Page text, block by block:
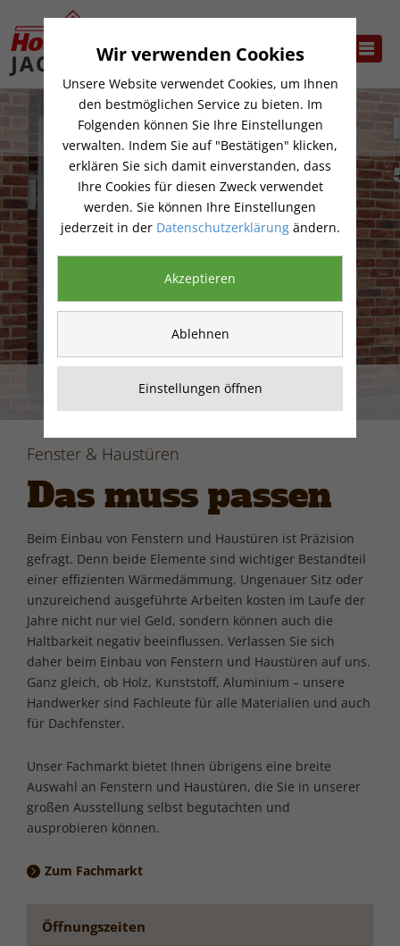
Fenster und Türen
Fenster & Haustüren
Das muss passen
Beim Einbau von Fenstern und Haustüren ist Präzision
gefragt. Denn beide Elemente sind wichtiger Bestandteil
einer effizienten Wärmedämmung. Ungenauer Sitz oder
unzureichend ausgeführte Arbeiten kosten im Laufe der
Jahre nicht nur viel Geld, sondern können auch die
Haltbarkeit negativ beeinflussen. Verlassen Sie sich
daher beim Einbau von Fenstern und Haustüren auf uns.
Ganz gleich, ob Holz, Kunststoff, Aluminium – unsere
Handwerker sind Fachleute für alle Materialien und auch
für Dachfenster.
Unser Fachmarkt bietet Ihnen übrigens eine breite
Auswahl an Fenstern und Haustüren, die Sie in unserer
großen Ausstellung selbst begutachten und
ausprobieren können.
Zum Fachmarkt
Öffnungszeiten
Wir verwenden Cookies
Unsere Website verwendet Cookies, um Ihnen
den bestmöglichen Service zu bieten. Im
Folgenden können Sie Ihre Einstellungen
verwalten. Indem Sie auf "Bestätigen" klicken,
erklären Sie sich damit einverstanden, dass
Ihre Cookies für diesen Zweck verwendet
werden. Sie können Ihre Einstellungen
jederzeit in der Datenschutzerklärungändern.
Akzeptieren
Ablehnen
Einstellungen öffnen